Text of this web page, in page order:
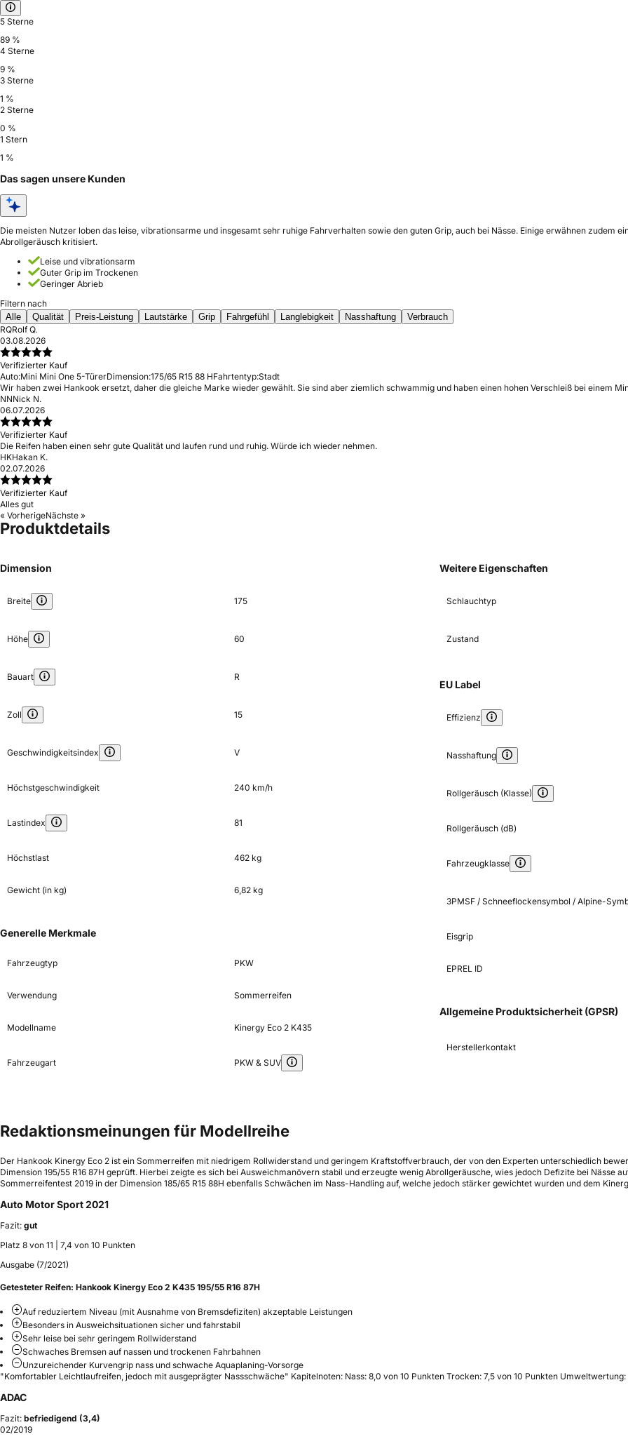
5 Sterne
89 %
4 Sterne
9 %
3 Sterne
1 %
2 Sterne
0 %
1 Stern
1 %
Das sagen unsere Kunden
Die meisten Nutzer loben das leise, vibrationsarme und insgesamt sehr ruhige Fahrverhalten sowie den guten Grip, auch bei Nässe. Einige erwähnen zudem
Abrollgeräusch kritisiert.
Leise und vibrationsarm
Guter Grip im Trockenen
Geringer Abrieb
Filtern nach
Alle
Qualität Preis-Leistung Lautstärke Grip Fahrgefühl Langlebigkeit Nasshaftung
Verbrauch
RQRolf Q.
03.08.2026
Verifizierter Kauf
Auto:Mini Mini One 5-TürerDimension:175/65 R15 88 HFahrtentyp:Stadt
Wir haben zwei Hankook ersetzt, daher die gleiche Marke wieder gewählt. Sie sind aber ziemlich schwammig und haben einen hohen Verschleiß bei einem
NNNick N.
06.07.2026
Verifizierter Kauf
Die Reifen haben einen sehr gute Qualität und laufen rund und ruhig. Würde ich wieder nehmen.
HKHakan K.
02.07.2026
Verifizierter Kauf
Alles gut
« VorherigeNächste »
Produktdetails
Dimension
Breite 175
Höhe 60
Bauart R
Zoll 15
Geschwindigkeitsindex V
Höchstgeschwindigkeit 240 km/h
Lastindex 81
Höchstlast 462 kg
Gewicht (in kg) 6,82 kg
Generelle Merkmale
Fahrzeugtyp PKW
Verwendung Sommerreifen
Modellname Kinergy Eco 2 K435
Fahrzeugart PKW & SUV
Weitere Eigenschaften
Schlauchtyp
Zustand
EU Label
Effizienz
Nasshaftung
Rollgeräusch (Klasse)
Rollgeräusch (dB)
Fahrzeugklasse
3PMSF / Schneeflockensymbol / Alpine-
Eisgrip
EPREL ID
Allgemeine Produktsicherheit (GPSR)
Herstellerkontakt
Redaktionsmeinungen für Modellreihe
Der Hankook Kinergy Eco 2 ist ein Sommerreifen mit niedrigem Rollwiderstand und geringem Kraftstoffverbrauch, der von den Experten unterschiedlich
Dimension 195/55 R16 87H geprüft. Hierbei zeigte es sich bei Ausweichmanövern stabil und erzeugte wenig Abrollgeräusche, wies jedoch Defizite bei Nässe
Sommerreifentest 2019 in der Dimension 185/65 R15 88H ebenfalls Schwächen im Nass-Handling auf, welche jedoch stärker gewichtet wurden und dem
Auto Motor Sport 2021
Fazit: gut
Platz 8 von 11 | 7,4 von 10 Punkten
Ausgabe (7/2021)
Getesteter Reifen: Hankook Kinergy Eco 2 K435 195/55 R16 87H
Auf reduziertem Niveau (mit Ausnahme von Bremsdefiziten) akzeptable Leistungen
Besonders in Ausweichsituationen sicher und fahrstabil
Sehr leise bei sehr geringem Rollwiderstand
Schwaches Bremsen auf nassen und trockenen Fahrbahnen
Unzureichender Kurvengrip nass und schwache Aquaplaning-Vorsorge
"Komfortabler Leichtlaufreifen, jedoch mit ausgeprägter Nassschwäche" Kapitelnoten: Nass: 8,0 von 10 Punkten Trocken: 7,5 von 10 Punkten Umweltwertung:
ADAC
Fazit: befriedigend (3,4)
02/2019